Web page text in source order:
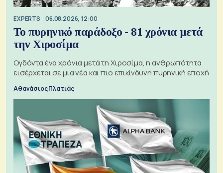
EXPERTS 06.08.2026, 12:00
Το πυρηνικό παράδοξο - 81 χρόνια μετά
την Χιροσίμα
Ογδόντα ένα χρόνια μετά τη Χιροσίμα, η ανθρωπότητα
εισέρχεται σε μια νέα και πιο επικίνδυνη πυρηνική εποχή
Αθανάσιος Πλατιάς